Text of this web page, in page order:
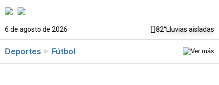
6 de agosto de 2026 82°Lluvias aisladas
Deportes Fútbol